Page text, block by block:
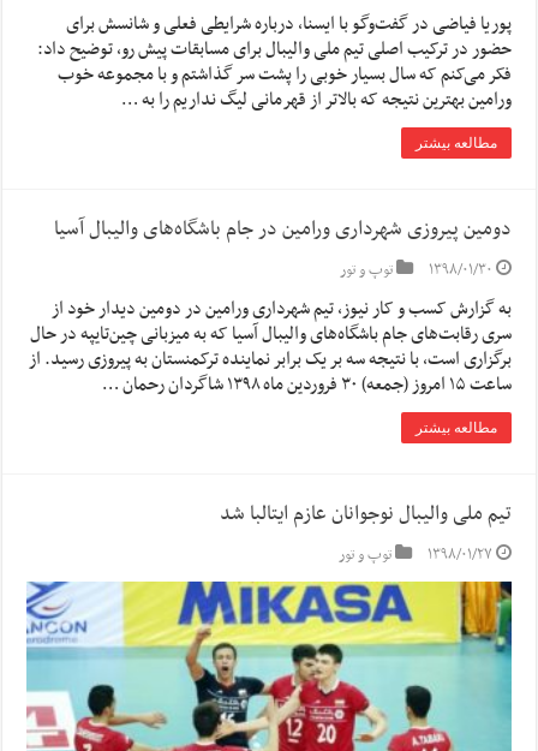
پوریا فیاضی در گفت‌وگو با ایسنا، درباره شرایطی فعلی و شانسش برای
حضور در ترکیب اصلی تیم ملی والیبال برای مسابقات پیش رو، توضیح داد:
فکر می‌کنم که سال بسیار خوبی را پشت سر گذاشتم و با مجموعه خوب
ورامین بهترین نتیجه که بالاتر از قهرمانی لیگ نداریم را به …
مطالعه بیشتر
دومین پیروزی شهرداری ورامین در جام باشگاه‌های والیبال آسیا
۱۳۹۸/۰۱/۳۰ توپ و تور
به گزارش کسب و کار نیوز، تیم شهرداری ورامین در دومین دیدار خود از
سری رقابت‌های جام باشگاه‌های والیبال آسیا که به میزبانی چین‌تایپه در حال
برگزاری است، با نتیجه سه بر یک برابر نماینده ترکمنستان به پیروزی رسید. از
ساعت ۱۵ امروز (جمعه) ۳۰ فروردین ماه ۱۳۹۸ شاگردان رحمان …
مطالعه بیشتر
تیم ملی والیبال نوجوانان عازم ایتالبا شد
۱۳۹۸/۰۱/۲۷ توپ و تور